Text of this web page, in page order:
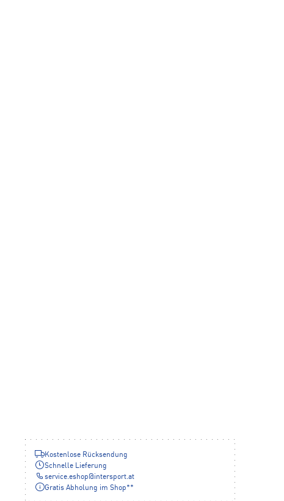
Kostenlose Rücksendung
Schnelle Lieferung
service.eshop@intersport.at
Gratis Abholung im Shop**